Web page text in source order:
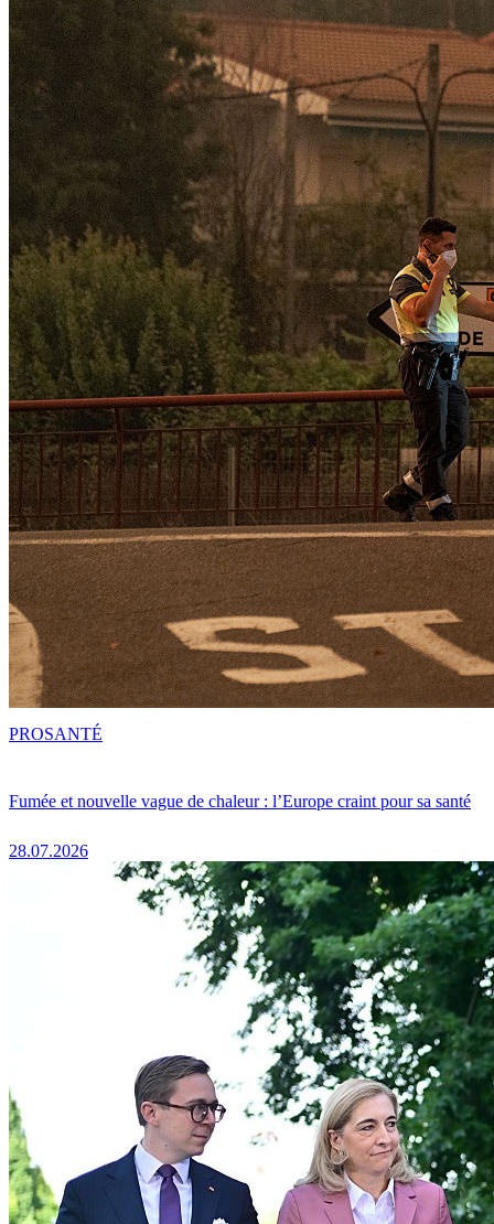
Fumée et nouvelle vague de chaleur : l’Europe craint pour sa santé
28.07.2026
PROSANTÉ